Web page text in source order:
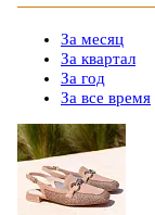
За месяц
За квартал
За год
За все время